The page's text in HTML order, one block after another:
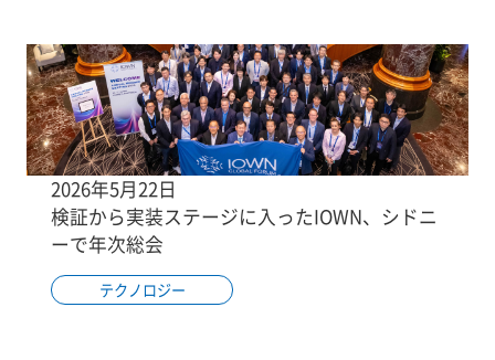
2026年5月22日
検証から実装ステージに入ったIOWN、シドニ
ーで年次総会
テクノロジー